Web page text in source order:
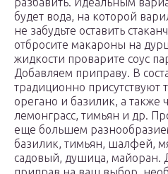
будет вода, на которой
не забудьте оставить
отбросите макароны на
жидкости проварите соус
Добавляем приправу. В
традиционно присутствуют
орегано и базилик, а также
лемонграсс, тимьян и др.
еще большем
базилик, тимьян, шалфей,
садовый, душица, майоран.